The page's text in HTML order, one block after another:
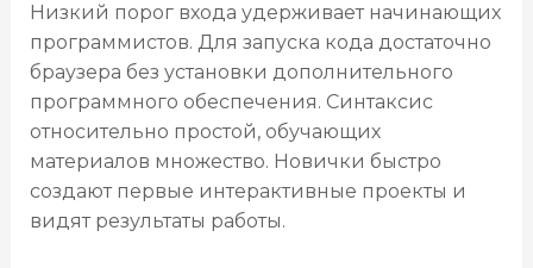
Низкий порог входа удерживает начинающих
программистов. Для запуска кода достаточно
браузера без установки дополнительного
программного обеспечения. Синтаксис
относительно простой, обучающих
материалов множество. Новички быстро
создают первые интерактивные проекты и
видят результаты работы.